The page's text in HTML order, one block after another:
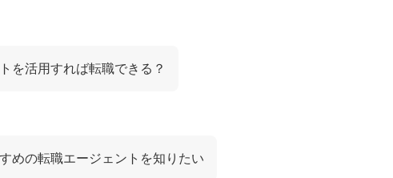
を活用すれば転職できる？
めの転職エージェントを知りたい